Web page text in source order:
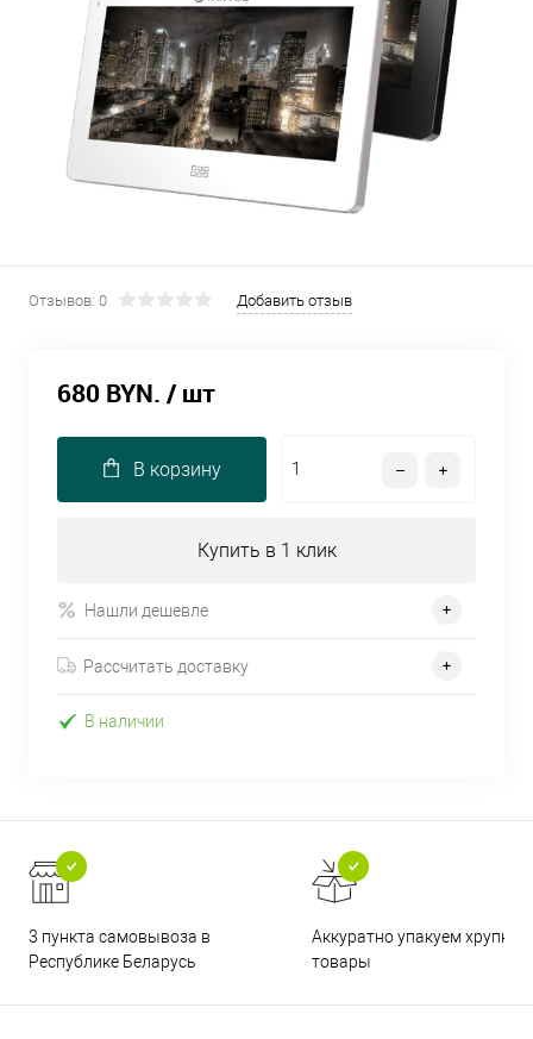
Отзывов: 0 Добавить отзыв
680 BYN. / шт
В корзину
Купить в 1 клик
Нашли дешевле
Рассчитать доставку
В наличии
3 пункта самовывоза в
Республике Беларусь
Аккуратно упакуем хрупкие
товары